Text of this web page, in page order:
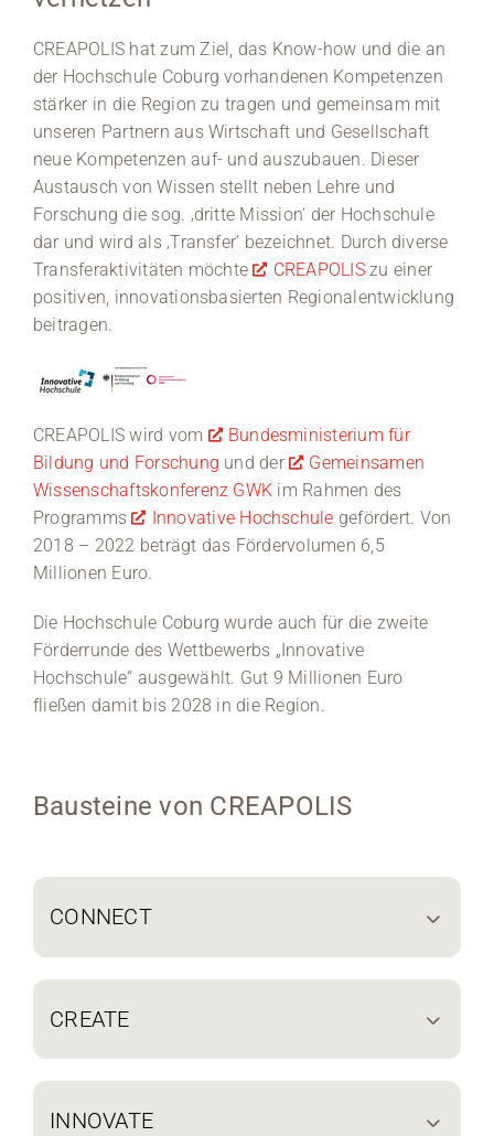
Medien
Stellenangebote
News
Veranstaltungen
CREAPOLIS hat zum Ziel, das Know-how und die an
der Hochschule Coburg vorhandenen Kompetenzen
stärker in die Region zu tragen und gemeinsam mit
unseren Partnern aus Wirtschaft und Gesellschaft
neue Kompetenzen auf- und auszubauen. Dieser
Austausch von Wissen stellt neben Lehre und
Forschung die sog. ‚dritte Mission‘ der Hochschule
dar und wird als ‚Transfer‘ bezeichnet. Durch diverse
Transferaktivitäten möchte
CREAPOLISzu einer
positiven, innovationsbasierten Regionalentwicklung
beitragen.
CREAPOLIS wird vom
Bundesministerium für
Bildung und Forschung und der
Gemeinsamen
Wissenschaftskonferenz GWK im Rahmen des
Programms
Innovative Hochschule gefördert. Von
2018 – 2022 beträgt das Fördervolumen 6,5
Millionen Euro.
Die Hochschule Coburg wurde auch für die zweite
Förderrunde des Wettbewerbs „Innovative
Hochschule“ ausgewählt. Gut 9 Millionen Euro
fließen damit bis 2028 in die Region.
Bausteine von CREAPOLIS
CONNECT
CREATE
INNOVATE